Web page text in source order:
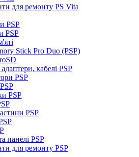
для ремонту PS Vita
PSP
PSP
Stick Pro Duo (PSP)
кабелі PSP
PSP
PSP
PSP
панелі PSP
для ремонту PSP